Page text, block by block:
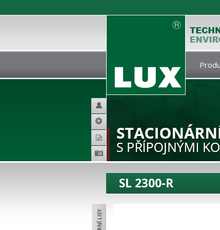
Katalogy
Produktová
SL 2300-R